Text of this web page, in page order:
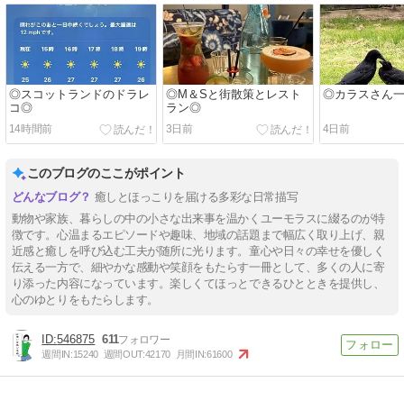
◎スコットランドのドラレ
コ◎
14時間前
◎M＆Sと街散策とレスト
ラン◎
3日前
◎カラスさん
4日前
このブログのここがポイント
癒しとほっこりを届ける多彩な日常描写
動物や家族、暮らしの中の小さな出来事を温かくユーモラスに綴るのが特
徴です。心温まるエピソードや趣味、地域の話題まで幅広く取り上げ、親
近感と癒しを呼び込む工夫が随所に光ります。童心や日々の幸せを優しく
伝える一方で、細やかな感動や笑顔をもたらす一冊として、多くの人に寄
り添った内容になっています。楽しくてほっとできるひとときを提供し、
心のゆとりをもたらします。
546875 611
週間IN:15240 週間OUT:42170 月間IN:61600